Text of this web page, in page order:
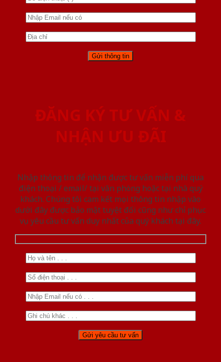
ĐĂNG KÝ TƯ VẤN &
NHẬN ƯU ĐÃI
Nhập thông tin để nhận được tư vấn miễn phí qua
điện thoại / email/ tại văn phòng hoặc tại nhà quý
khách. Chúng tôi cam kết mọi thông tin nhập vào
dưới đây được bảo mật tuyệt đối cũng như chỉ phục
vụ yêu cầu tư vấn duy nhất của quý khách tại đây.